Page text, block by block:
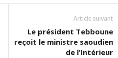
Article suivant
Le président Tebboune
reçoit le ministre saoudien
de l’Intérieur